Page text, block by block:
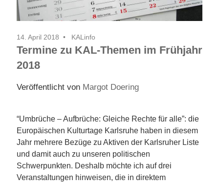
14. April 2018 KALinfo
Termine zu KAL-Themen im Frühjahr
2018
Veröffentlicht von Margot Doering
“Umbrüche – Aufbrüche: Gleiche Rechte für alle”: die
Europäischen Kulturtage Karlsruhe haben in diesem
Jahr mehrere Bezüge zu Aktiven der Karlsruher Liste
und damit auch zu unseren politischen
Schwerpunkten. Deshalb möchte ich auf drei
Veranstaltungen hinweisen, die in direktem